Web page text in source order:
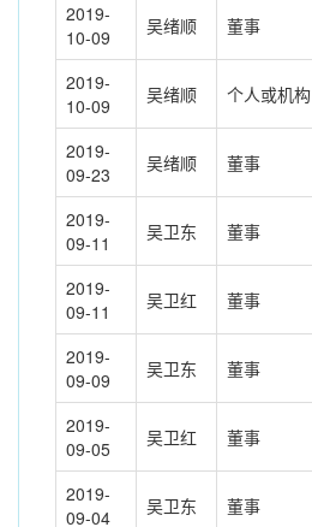
2019-
10-09
吴绪顺 董事
2019-
10-09
吴绪顺 个人或机构
2019-
09-23
吴绪顺 董事
2019-
09-11
吴卫东 董事
2019-
09-11
吴卫红 董事
2019-
09-09
吴卫东 董事
2019-
09-05
吴卫红 董事
2019-
09-04
吴卫东 董事